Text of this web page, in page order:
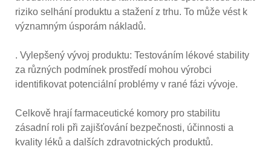
riziko selhání produktu a stažení z trhu. To může vést k
významným úsporám nákladů.
. Vylepšený vývoj produktu: Testováním lékové stability
za různých podmínek prostředí mohou výrobci
identifikovat potenciální problémy v rané fázi vývoje.
Celkově hrají farmaceutické komory pro stabilitu
zásadní roli při zajišťování bezpečnosti, účinnosti a
kvality léků a dalších zdravotnických produktů.